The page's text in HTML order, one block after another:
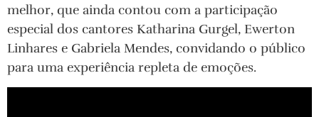
melhor, que ainda contou com a participação
especial dos cantores Katharina Gurgel, Ewerton
Linhares e Gabriela Mendes, convidando o público
para uma experiência repleta de emoções.